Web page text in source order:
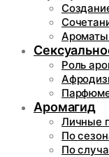
Ароматы
Роль
Аромагид
Личные
По
По